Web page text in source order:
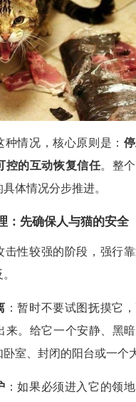
种情况，核心原则是：
控的互动恢复信任。整
体情况分步推进。
：先确保人与猫的安全
击性较强的阶段，强行
：暂时不要试图抚摸它
来。给它一个安静、黑
室、封闭的阳台或一个
：如果必须进入它的领